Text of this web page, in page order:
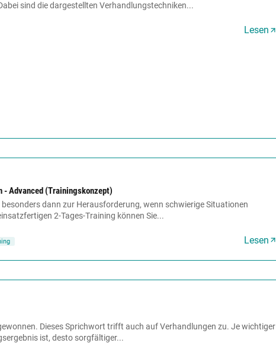
sind die dargestellten Verhandlungstechniken...
Lesen
- Advanced (Trainingskonzept)
dann zur Herausforderung, wenn schwierige Situationen
2-Tages-Training können Sie...
Lesen
Dieses Sprichwort trifft auch auf Verhandlungen zu. Je wichtiger
ist, desto sorgfältiger...